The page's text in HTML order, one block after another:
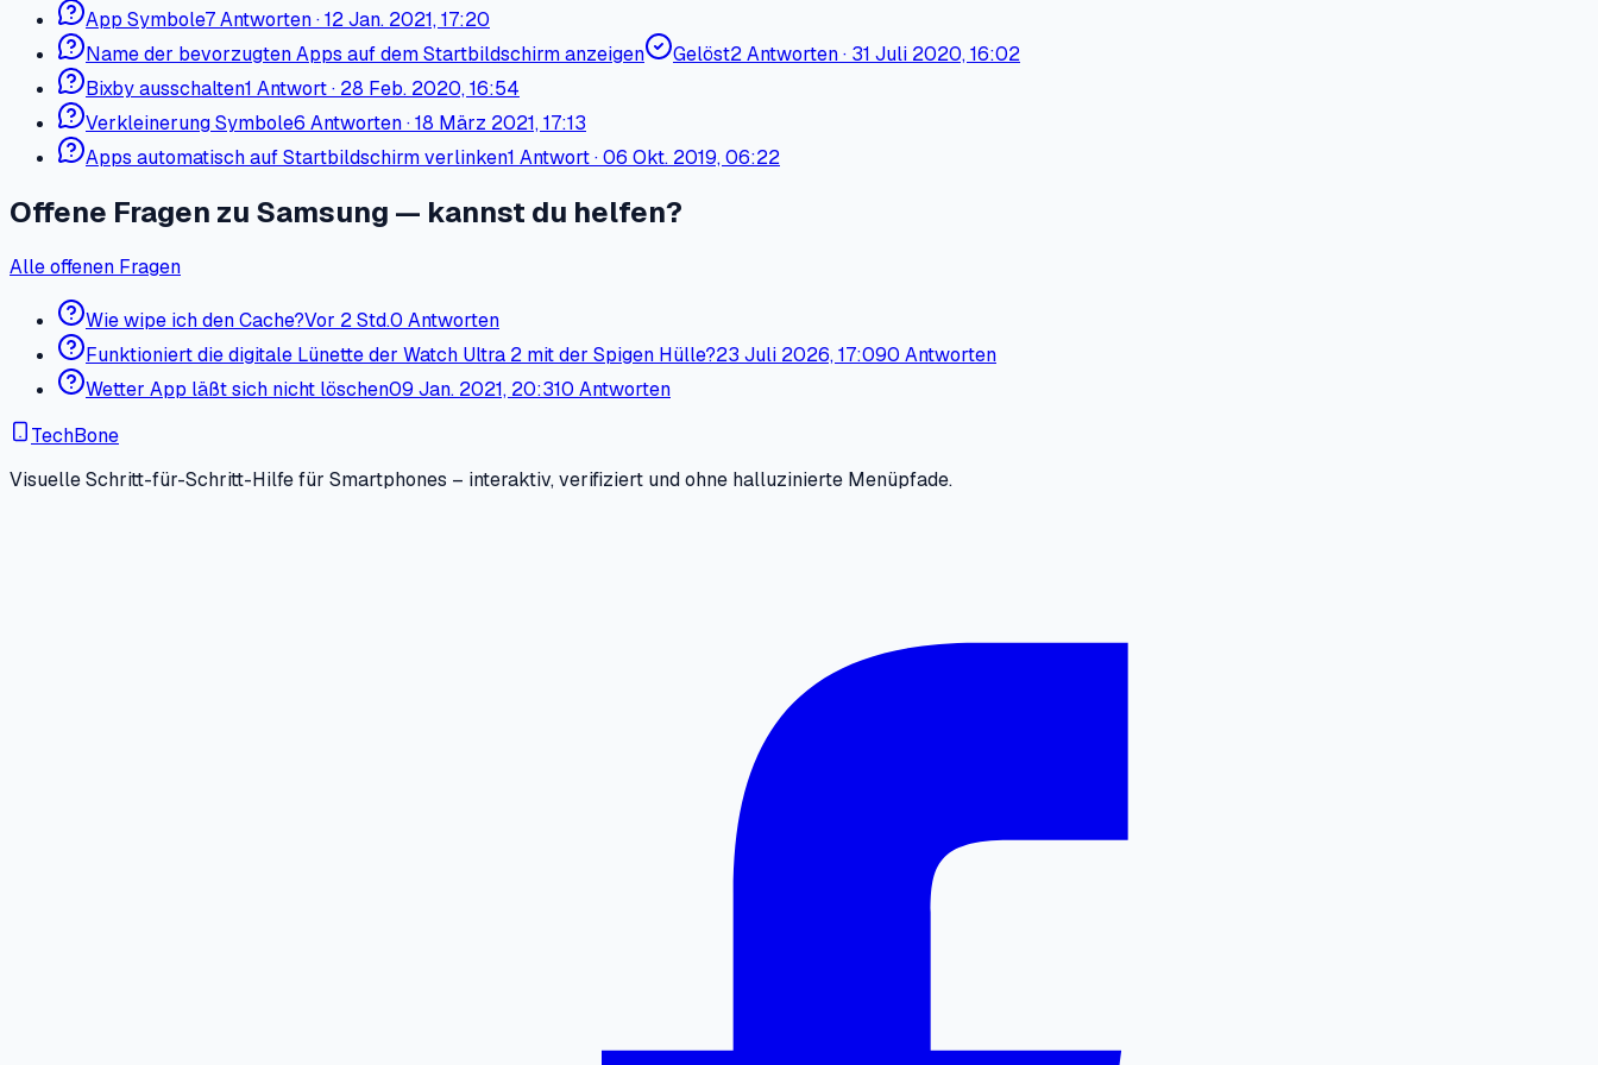
App Symbole7Antworten·12 Jan. 2021, 17:20
Name der bevorzugten Apps auf dem Startbildschirm anzeigen
Gelöst2Antworten· 31 Juli 2020, 16:02
Bixby ausschalten1 Antwort· 28 Feb. 2020, 16:54
Verkleinerung Symbole6 Antworten·18 März 2021, 17:13
Apps automatisch auf Startbildschirm verlinken1 Antwort·06 Okt. 2019, 06:22
Offene Fragen zu Samsung — kannst du helfen?
Alle offenen Fragen
Wie wipe ich den Cache?Vor 2 Std.0 Antworten
Funktioniert die digitale Lünette der Watch Ultra 2 mit der Spigen Hülle?23 Juli 2026, 17:090 Antworten
Wetter App läßt sich nicht löschen09 Jan. 2021, 20:310 Antworten
TechBone
Visuelle Schritt-für-Schritt-Hilfe für Smartphones – interaktiv, verifiziert und ohne halluzinierte Menüpfade.